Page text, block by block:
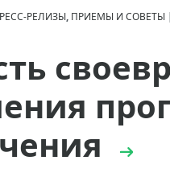
РЕЛИЗЫ, ПРИЕМЫ И СОВЕТЫ |